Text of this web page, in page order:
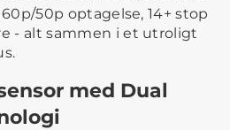
50p optagelse, 14+ stop
- alt sammen i et utroligt
med Dual